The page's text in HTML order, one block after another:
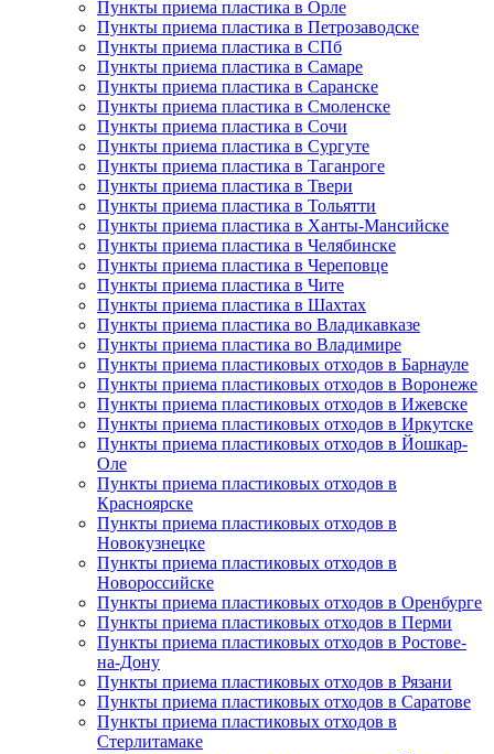
Пункты приема пластика в Орле
Пункты приема пластика в Петрозаводске
Пункты приема пластика в СПб
Пункты приема пластика в Самаре
Пункты приема пластика в Саранске
Пункты приема пластика в Смоленске
Пункты приема пластика в Сочи
Пункты приема пластика в Сургуте
Пункты приема пластика в Таганроге
Пункты приема пластика в Твери
Пункты приема пластика в Тольятти
Пункты приема пластика в Ханты-Мансийске
Пункты приема пластика в Челябинске
Пункты приема пластика в Череповце
Пункты приема пластика в Чите
Пункты приема пластика в Шахтах
Пункты приема пластика во Владикавказе
Пункты приема пластика во Владимире
Пункты приема пластиковых отходов в Барнауле
Пункты приема пластиковых отходов в Воронеже
Пункты приема пластиковых отходов в Ижевске
Пункты приема пластиковых отходов в Иркутске
Пункты приема пластиковых отходов в Йошкар-
Оле
Пункты приема пластиковых отходов в
Красноярске
Пункты приема пластиковых отходов в
Новокузнецке
Пункты приема пластиковых отходов в
Новороссийске
Пункты приема пластиковых отходов в Оренбурге
Пункты приема пластиковых отходов в Перми
Пункты приема пластиковых отходов в Ростове-
на-Дону
Пункты приема пластиковых отходов в Рязани
Пункты приема пластиковых отходов в Саратове
Пункты приема пластиковых отходов в
Стерлитамаке